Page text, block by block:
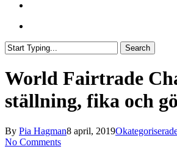
Search
Search
World Fairtrade
ställning, fika och
By Pia Hagman8 april, 2019
No Comments